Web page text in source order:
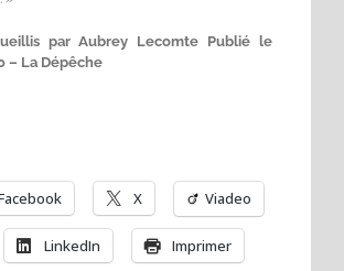
par Aubrey Lecomte Publié le
– La Dépêche
X Viadeo
LinkedIn Imprimer